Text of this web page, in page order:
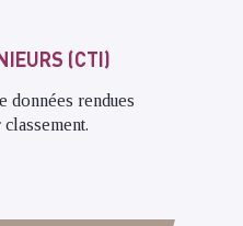
(CTI)
données rendues